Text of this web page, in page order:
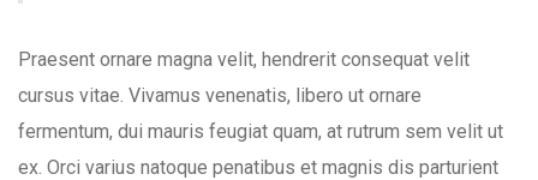
Praesent ornare magna velit, hendrerit consequat velit
cursus vitae. Vivamus venenatis, libero ut ornare
fermentum, dui mauris feugiat quam, at rutrum sem velit ut
ex. Orci varius natoque penatibus et magnis dis parturient